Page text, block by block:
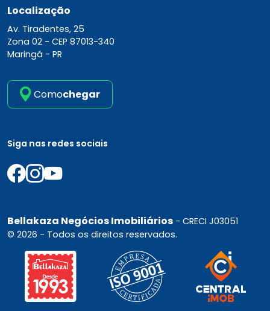
Localização
Av. Tiradentes, 25
Zona 02 - CEP 87013-340
Maringá - PR
Comochegar
Siga nas redes sociais
Bellakaza Negócios Imobiliários - CRECI J03051
© 2026 - Todos os direitos reservados.